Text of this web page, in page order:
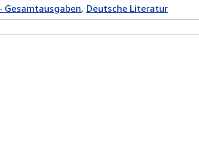
Gesamtausgaben Deutsche Literatur